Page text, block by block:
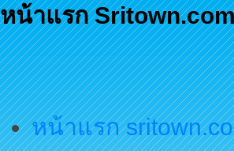
หน้าแรก
หน้าแรก